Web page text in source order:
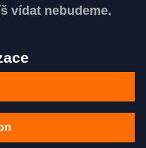
vídat nebudeme.